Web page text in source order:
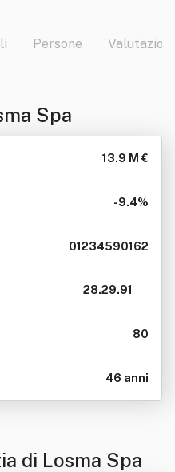
Persone Valutazioni
Spa
13.9 M €
-9.4%
01234590162
28.29.91
80
46 anni
di Losma Spa